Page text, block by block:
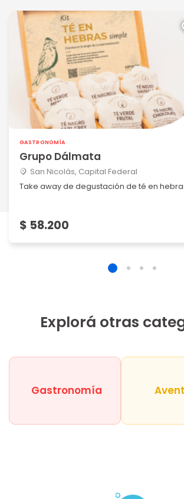
GASTRONOMÍA
Grupo Dálmata
San Nicolás, Capital Federal
Take away de degustación de té en
$ 58.200
Explorá otras
Gastronomía